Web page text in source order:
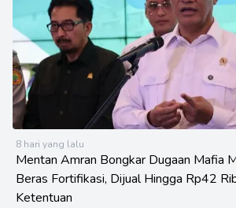
8 hari yang lalu
Mentan Amran Bongkar Dugaan Mafia
Beras Fortifikasi, Dijual Hingga Rp42
Ketentuan